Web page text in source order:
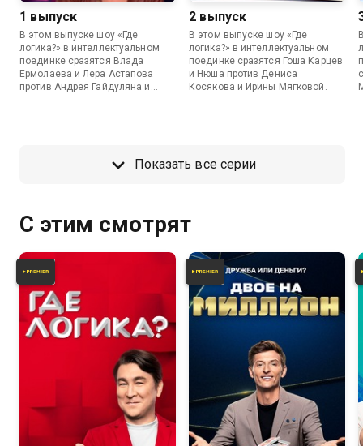
1 выпуск
В этом выпуске шоу «Где
логика?» в интеллектуальном
поединке сразятся Влада
Ермолаева и Лера Астапова
против Андрея Гайдуляна и
2 выпуск
В этом выпуске шоу «Где
логика?» в интеллектуальном
поединке сразятся Гоша Карцев
и Нюша против Дениса
Косякова и Ирины Мягковой.
Показать все серии
С этим смотрят